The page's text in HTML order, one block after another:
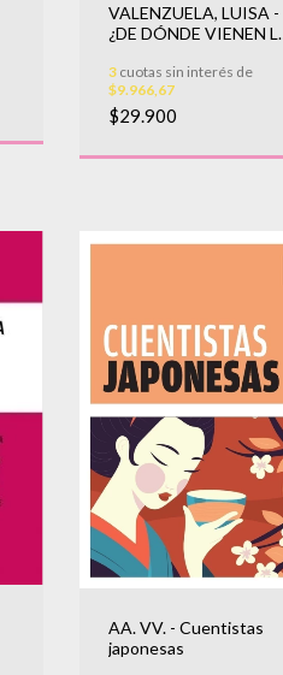
VALENZUELA, LUISA -
¿DE DÓNDE VIENEN
3cuotas sin interés de
$9.966,67
$29.900
AA. VV. - Cuentistas
japonesas